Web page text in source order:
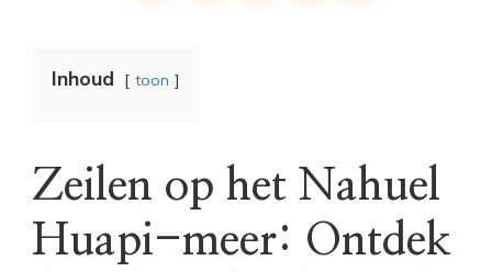
Inhoud toon
Zeilen op het Nahuel
Huapi-meer: Ontdek